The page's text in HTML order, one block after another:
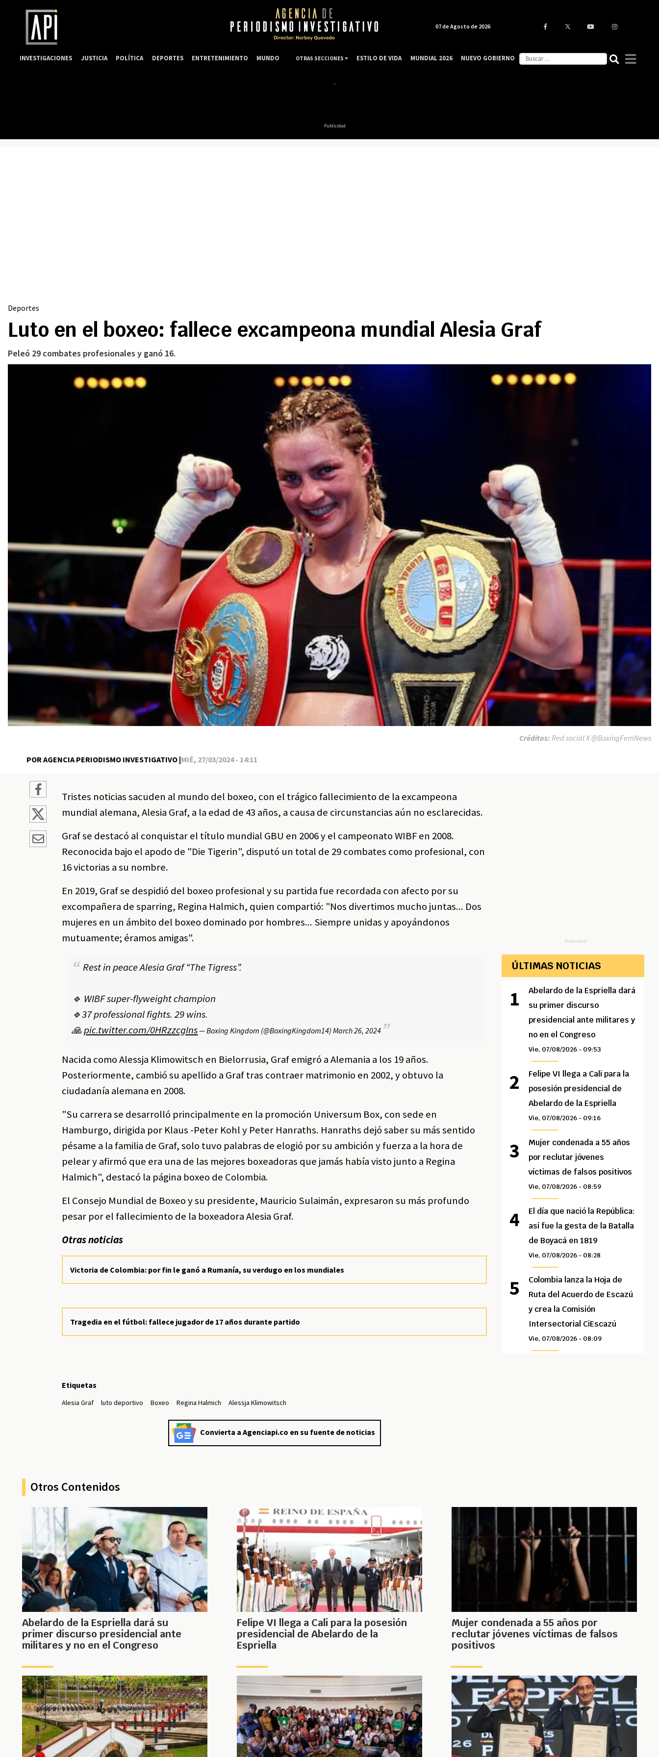
Publicidad
Deportes
Luto en el boxeo: fallece excampeona mundial Alesia Graf
Peleó 29 combates profesionales y ganó 16.
POR AGENCIA PERIODISMO INVESTIGATIVO |MIÉ, 27/03/2024 - 14:11
Créditos: Red social X @BoxingFemNews
Tristes noticias sacuden al mundo del boxeo, con el trágico fallecimiento de la excampeona
mundial alemana, Alesia Graf, a la edad de 43 años, a causa de circunstancias aún no esclarecidas.
Graf se destacó al conquistar el título mundial GBU en 2006 y el campeonato WIBF en 2008.
Reconocida bajo el apodo de "Die Tigerin", disputó un total de 29 combates como profesional, con
16 victorias a su nombre.
En 2019, Graf se despidió del boxeo profesional y su partida fue recordada con afecto por su
excompañera de sparring, Regina Halmich, quien compartió: "Nos divertimos mucho juntas... Dos
mujeres en un ámbito del boxeo dominado por hombres... Siempre unidas y apoyándonos
mutuamente; éramos amigas".
Rest in peace Alesia Graf “The Tigress”.
🔹 WIBF super-flyweight champion
🔹37 professional fights. 29 wins.
🙏pic.twitter.com/0HRzzcgIns— Boxing Kingdom (@BoxingKingdom14)March 26, 2024
Nacida como Alessja Klimowitsch en Bielorrusia, Graf emigró a Alemania a los 19 años.
Posteriormente, cambió su apellido a Graf tras contraer matrimonio en 2002, y obtuvo la
ciudadanía alemana en 2008.
"Su carrera se desarrolló principalmente en la promoción Universum Box, con sede en
Hamburgo, dirigida por Klaus -Peter Kohl y Peter Hanraths. Hanraths dejó saber su más sentido
pésame a la familia de Graf, solo tuvo palabras de elogió por su ambición y fuerza a la hora de
pelear y afirmó que era una de las mejores boxeadoras que jamás había visto junto a Regina
Halmich", destacó la página boxeo de Colombia.
El Consejo Mundial de Boxeo y su presidente, Mauricio Sulaimán, expresaron su más profundo
pesar por el fallecimiento de la boxeadora Alesia Graf.
Otras noticias
Victoria de Colombia: por fin le ganó a Rumanía, su verdugo en los mundiales
Tragedia en el fútbol: fallece jugador de 17 años durante partido
Etiquetas
Alesia Graf luto deportivo Boxeo Regina Halmich Alessja Klimowitsch
Convierta a Agenciapi.co en su fuente de noticias
Publicidad
ÚLTIMAS NOTICIAS
Abelardo de la Espriella dará
su primer discurso
presidencial ante militares y
no en el Congreso
Vie, 07/08/2026 - 09:53
Felipe VI llega a Cali para la
posesión presidencial de
Abelardo de la Espriella
Vie, 07/08/2026 - 09:16
Mujer condenada a 55 años
por reclutar jóvenes
víctimas de falsos positivos
Vie, 07/08/2026 - 08:59
El día que nació la República:
así fue la gesta de la Batalla
de Boyacá en 1819
Vie, 07/08/2026 - 08:28
Colombia lanza la Hoja de
Ruta del Acuerdo de Escazú
y crea la Comisión
Intersectorial CiEscazú
Vie, 07/08/2026 - 08:09
Otros Contenidos
Abelardo de la Espriella dará su
primer discurso presidencial ante
militares y no en el Congreso
Felipe VI llega a Cali para la posesión
presidencial de Abelardo de la
Espriella
Mujer condenada a 55 años por
reclutar jóvenes víctimas de falsos
positivos
07 de Agosto de 2026
INVESTIGACIONES JUSTICIA POLÍTICA DEPORTES ENTRETENIMIENTO MUNDO OTRAS SECCIONES ESTILO DE VIDA MUNDIAL 2026 NUEVO GOBIERNO